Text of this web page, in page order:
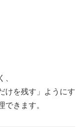
、
けを残す」ようにす
できます。